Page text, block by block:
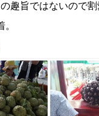
趣旨ではないので